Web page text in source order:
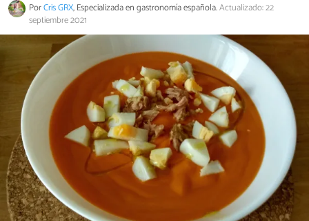
PorCris GRX, Especializada en gastronomía española.Actualizado: 22
septiembre 2021